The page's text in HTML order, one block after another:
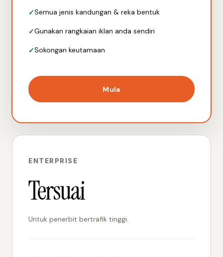
Semua jenis kandungan & reka bentuk
Gunakan rangkaian iklan anda sendiri
Sokongan keutamaan
Mula
ENTERPRISE
Tersuai
Untuk penerbit bertrafik tinggi.